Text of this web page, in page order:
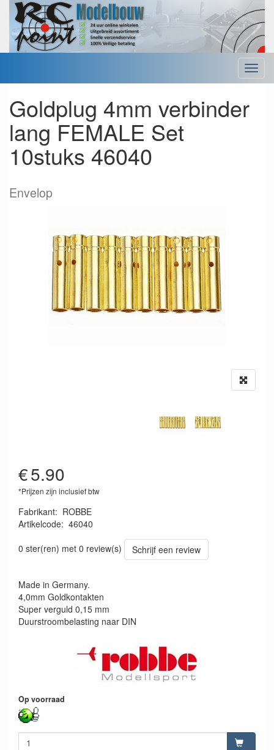
Menu
Goldplug 4mm verbinder
lang FEMALE Set
10stuks 46040
Envelop
€5.90
*Prijzen zijn inclusief btw
Fabrikant: ROBBE
Artikelcode: 46040
0 ster(ren) met 0 review(s)
Schrijf een review
Made in Germany.
4,0mm Goldkontakten
Super verguld 0,15 mm
Duurstroombelasting naar DIN
Op voorraad